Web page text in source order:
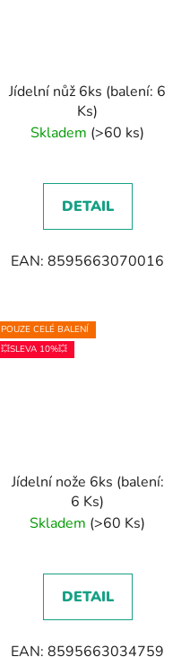
Jídelní nůž 6ks (balení: 6
Ks)
Skladem (>60 ks)
DETAIL
EAN: 8595663070016
POUZE CELÉ BALENÍ
💥SLEVA 10%💥
Jídelní nože 6ks (balení:
6 Ks)
Skladem (>60 Ks)
DETAIL
EAN: 8595663034759